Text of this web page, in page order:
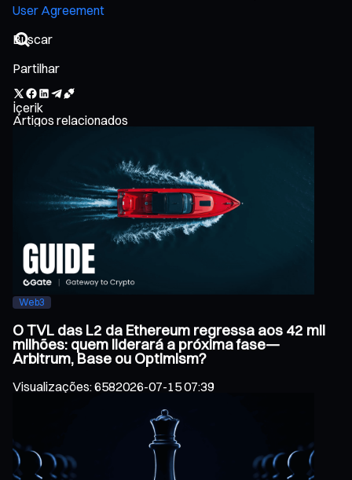
User Agreement
Partilhar
İçerik
Artigos relacionados
Web3
O TVL das L2 da Ethereum regressa aos 42 mil
milhões: quem liderará a próxima fase—
Arbitrum, Base ou Optimism?
Visualizações:6582026-07-15 07:39